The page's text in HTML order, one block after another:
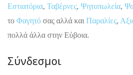
4.9
Εστιατόρια, Ταβέρνες, Ψητοπωλεία,
το Φαγητό σας αλλά και Παραλίες,
πολλά άλλα στην Εύβοια.
Σύνδεσμοι